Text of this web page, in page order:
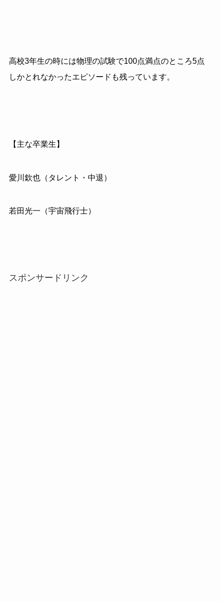
高校3年生の時には物理の試験で100点満点のところ5点
しかとれなかったエピソードも残っています。
【主な卒業生】
愛川欽也（タレント・中退）
若田光一（宇宙飛行士）
スポンサードリンク